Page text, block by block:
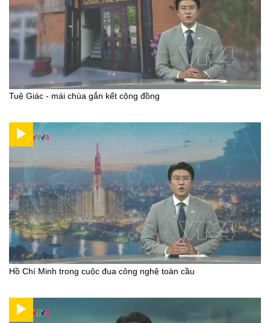
Tuệ Giác - mái chùa gắn kết cộng đồng
Hồ Chí Minh trong cuộc đua công nghệ toàn cầu